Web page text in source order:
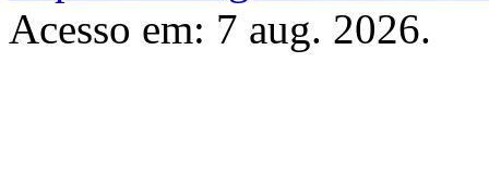
Acesso em: 7 aug. 2026.